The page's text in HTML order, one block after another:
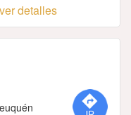
ver detalles